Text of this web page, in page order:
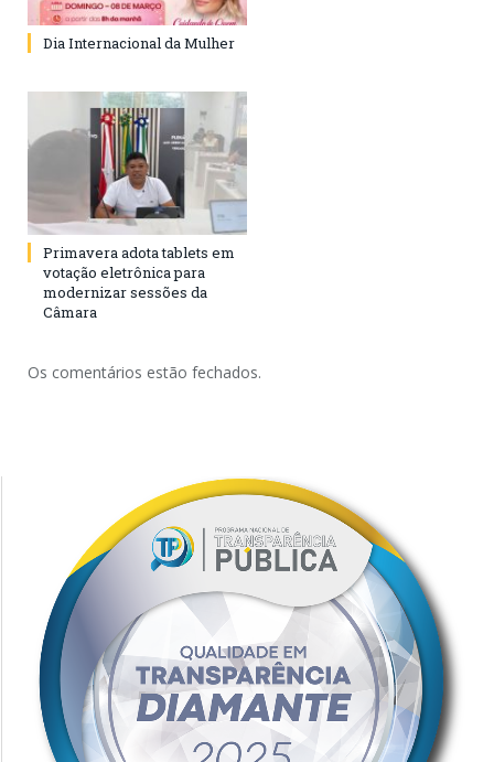
Dia Internacional da Mulher
Primavera adota tablets em
votação eletrônica para
modernizar sessões da
Câmara
Os comentários estão fechados.